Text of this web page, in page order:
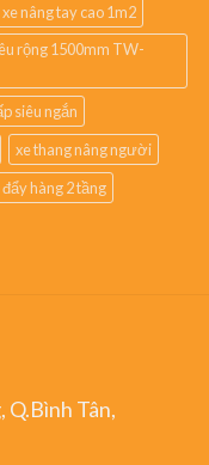
xe nâng tay cao 1m2
rộng 1500mm TW-
siêu ngắn
xe thang nâng người
đẩy hàng 2 tầng
Q.Bình Tân,